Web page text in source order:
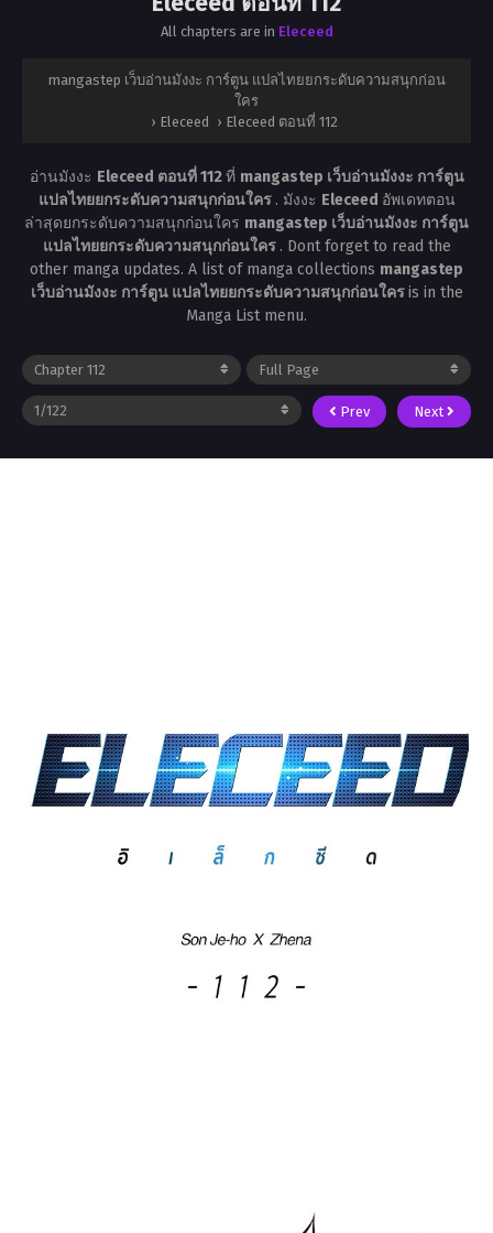
All chapters are in Eleceed
mangastep เว็บอ่านมังงะ การ์ตูน แปลไทยยกระดับความสนุกก่อน
ใคร
› Eleceed › Eleceed ตอนที่ 112
อ่านมังงะ Eleceed ตอนที่ 112ที่ mangastep เว็บอ่านมังงะ การ์ตูน
แปลไทยยกระดับความสนุกก่อนใคร . มังงะ Eleceed อัพเดทตอน
ล่าสุดยกระดับความสนุกก่อนใคร mangastep เว็บอ่านมังงะ การ์ตูน
แปลไทยยกระดับความสนุกก่อนใคร . Dont forget to read the
other manga updates. A list of manga collections mangastep
เว็บอ่านมังงะ การ์ตูน แปลไทยยกระดับความสนุกก่อนใครis in the
Manga List menu.
Prev Next